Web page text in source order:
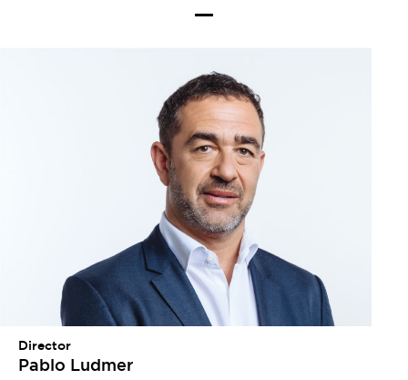
Director
Pablo Ludmer